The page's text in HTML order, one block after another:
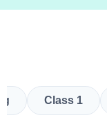
Class 1